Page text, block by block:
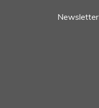
Newsletter